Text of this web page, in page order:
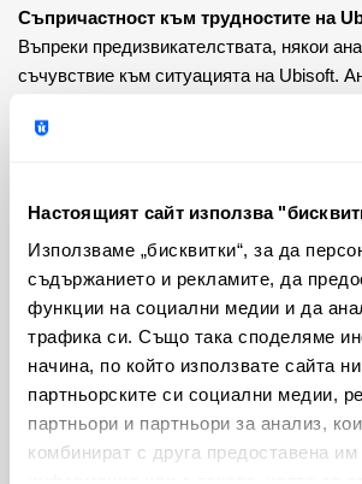
Настоящият сайт използва
Използваме „бисквитки“, за да
съдържанието и рекламите, да
функции на социални медии и да
трафика си. Също така споделяме
начина, по който използвате сайта
партньорските си социални медии,
партньори и партньори за анализ,
комбинират с друга предоставена им
Съпричастност към трудностите на
Въпреки предизвикателствата, някои
съчувствие към ситуацията на Ubisoft.
била негативно повлияна от
Анализаторите на Wedbush Майкъл
Кейд Бар твърдят, че играта Star Wars
засегната от целенасочена кампания за
което е довело до по-ниски
по-положителните ревюта от
смятат, че този инцидент е допринесъл
Ubisoft да коригира целите си за